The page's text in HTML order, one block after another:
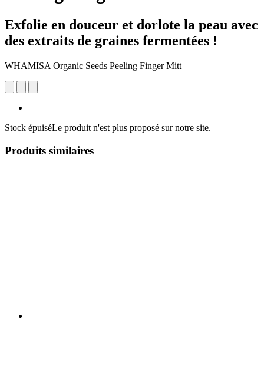
Exfolie en douceur et dorlote la peau avec
des extraits de graines fermentées !
WHAMISA Organic Seeds Peeling Finger Mitt
Stock épuiséLe produit n'est plus proposé sur notre site.
Produits similaires